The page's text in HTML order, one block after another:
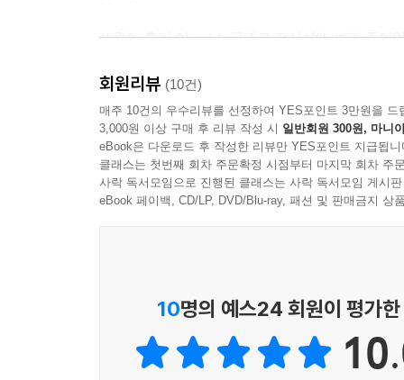
세월이 흘러 어느 날, 금관고 전시실에 보관 중이
있다는 전제 아래 관련된 사람들을 수사한다. 하
미궁에 빠진다. 도대체 범인은 누구일까?
범인은 이 중 한 명이야!
열한 살이 된 순금이, 정수, 기복이는 발굴에 참
범인일 수도?
두 번째 용의자 : 하마다 분관장
회원리뷰 (10건)
매주 10건의 우수리뷰를 선정하여 YES포인트 3만원을 드
3,000원 이상 구매 후 리뷰 작성 시 일반회원 300원, 마니
eBook은 다운로드 후 작성한 리뷰만 YES포인트 지급됩니
클래스는 첫번째 회차 주문확정 시점부터 마지막 회차 주
사락 독서모임으로 진행된 클래스는 사락 독서모임 게시
eBook 페이백, CD/LP, DVD/Blu-ray, 패션 및 판매금지 상
10명의 예스24 회원이 평가